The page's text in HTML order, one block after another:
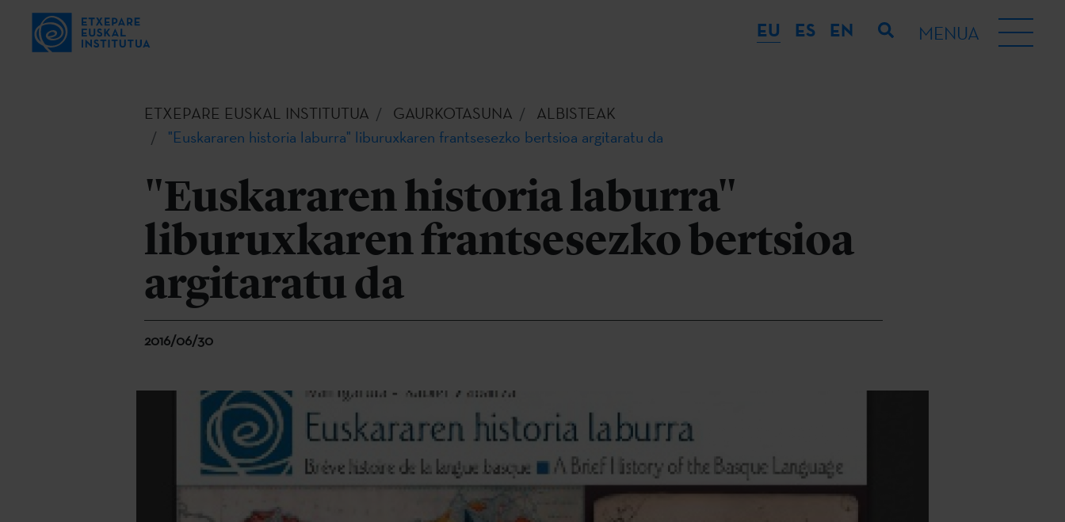
EU ES EN MENUA
ETXEPARE EUSKAL INSTITUTUA GAURKOTASUNA
ALBISTEAK
"Euskararen historia laburra" liburuxkaren frantsesezko bertsioa argitaratu da
"Euskararen historia laburra"
liburuxkaren frantsesezko bertsioa
argitaratu da
2016/06/30